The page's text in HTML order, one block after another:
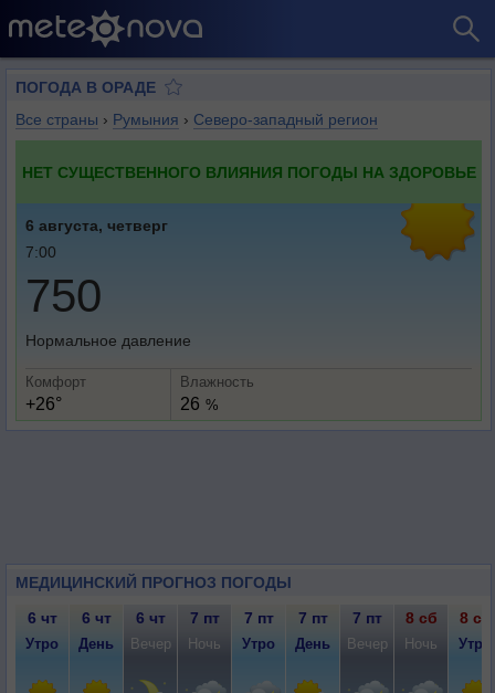
ПОГОДА В ОРАДЕ
Все страны › Румыния › Северо-западный регион
НЕТ СУЩЕСТВЕННОГО ВЛИЯНИЯ ПОГОДЫ НА ЗДОРОВЬЕ
6 августа, четверг
7:00
750
Нормальное давление
Комфорт
+26°
Влажность
26 %
МЕДИЦИНСКИЙ ПРОГНОЗ ПОГОДЫ
6 чт 6 чт 6 чт 7 пт 7 пт 7 пт 7 пт 8 сб 8 сб
Утро День Вечер Ночь Утро День Вечер Ночь Утро